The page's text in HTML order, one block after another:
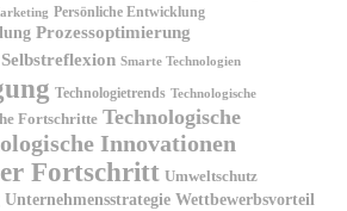
Persönliche Entwicklung
Prozessoptimierung
Selbstreflexion Smarte Technologien
Technologietrends Technologische
Fortschritte Technologische
Innovationen
Fortschritt Umweltschutz
Unternehmensstrategie Wettbewerbsvorteil